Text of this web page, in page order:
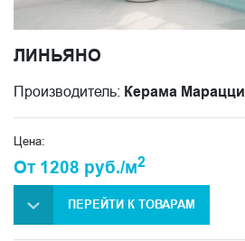
ЛИНЬЯНО
Производитель: Керама Марацци
Цена:
От 1208 руб./м2
ПЕРЕЙТИ К ТОВАРАМ